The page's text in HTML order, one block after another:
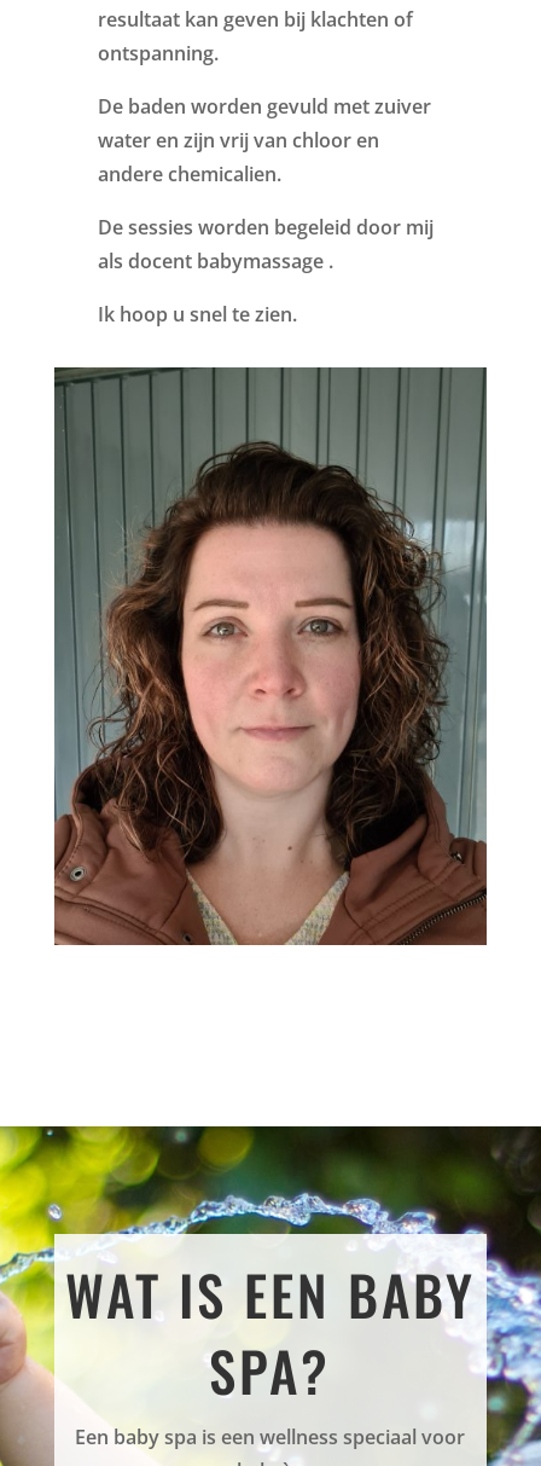
resultaat kan geven bij klachten of
ontspanning.
De baden worden gevuld met zuiver
water en zijn vrij van chloor en
andere chemicalien.
De sessies worden begeleid door mij
als docent babymassage .
Ik hoop u snel te zien.
WAT IS EEN BABY
SPA?
Een baby spa is een wellness speciaal voor